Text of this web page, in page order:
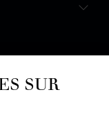
SUR